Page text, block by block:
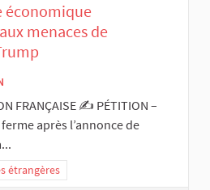
économique
menaces de
FRANÇAISE ✍️ PÉTITION –
après l’annonce de
étrangères